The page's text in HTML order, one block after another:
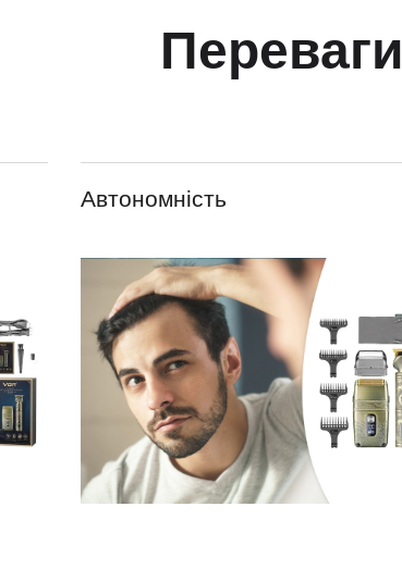
Переваги
Автономність